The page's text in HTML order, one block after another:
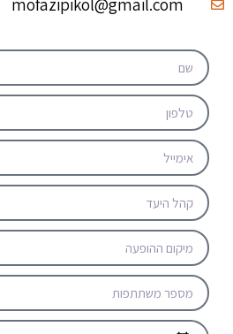
mofazipikol@gmail.com